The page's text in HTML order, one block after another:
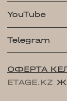
YouTube
Telegram
ОФЕРТА
ETAGE.KZ